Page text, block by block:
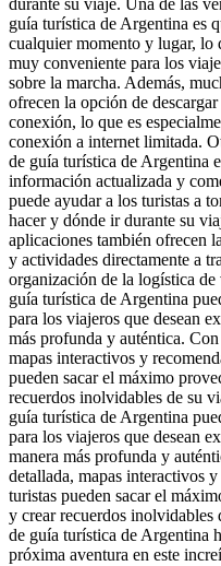
durante su viaje. Una de las
guía turística de Argentina es
cualquier momento y lugar, lo
muy conveniente para los
sobre la marcha. Además,
ofrecen la opción de
conexión, lo que es
conexión a internet limitada.
de guía turística de Argentina
información actualizada y
puede ayudar a los turistas a
hacer y dónde ir durante su
aplicaciones también ofrecen
y actividades directamente a
organización de la logística
guía turística de Argentina
para los viajeros que desean
más profunda y auténtica.
mapas interactivos y
pueden sacar el máximo
recuerdos inolvidables de su
guía turística de Argentina
para los viajeros que desean
manera más profunda y
detallada, mapas interactivos
turistas pueden sacar el
y crear recuerdos inolvidables
de guía turística de Argentina
próxima aventura en este